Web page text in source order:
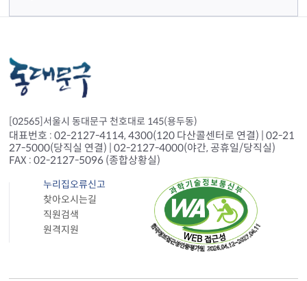
[02565]서울시 동대문구 천호대로 145(용두동)
대표번호 : 02-2127-4114, 4300(120 다산콜센터로 연결) | 02-21
27-5000(당직실 연결) | 02-2127-4000(야간, 공휴일/당직실)
FAX : 02-2127-5096 (종합상황실)
누리집오류신고
찾아오시는길
직원검색
원격지원